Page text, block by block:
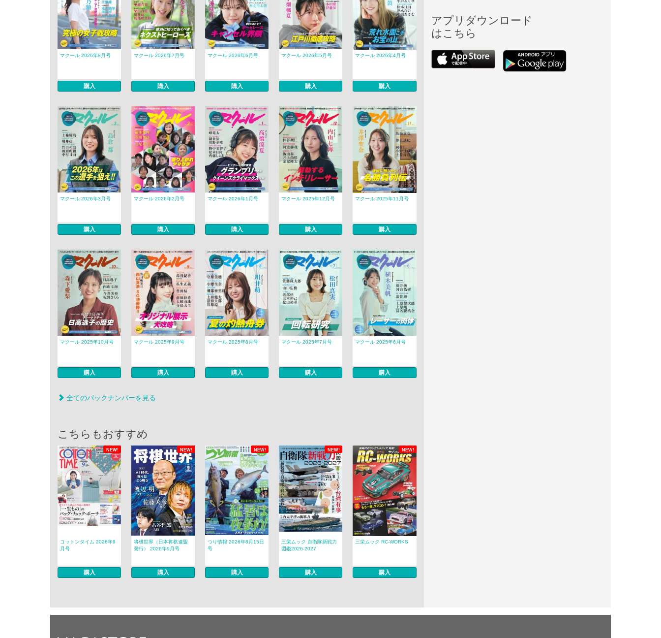
マクール 2026年8月号
購入
マクール 2026年7月号
購入
マクール 2026年6月号
購入
マクール 2026年5月号
購入
マクール 2026年4月号
購入
マクール 2026年3月号
購入
マクール 2026年2月号
購入
マクール 2026年1月号
購入
マクール 2025年12月号
購入
マクール 2025年11月号
購入
マクール 2025年10月号
購入
マクール 2025年9月号
購入
マクール 2025年8月号
購入
マクール 2025年7月号
購入
マクール 2025年6月号
購入
全てのバックナンバーを見る
こちらもおすすめ
NEW! NEW! NEW! NEW! NEW!
コットンタイム 2026年9
月号
購入
将棋世界（日本将棋連盟
発行） 2026年9月号
購入
つり情報 2026年8月15日
号
購入
三栄ムック 自衛隊新戦力
図鑑2026-2027
購入
三栄ムック RC-WORKS
購入
アプリダウンロード
はこちら